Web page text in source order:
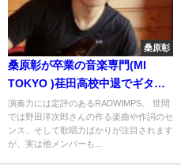
桑原彰
桑原彰が卒業の音楽専門(MI
TOKYO )荏田高校中退でギター
上手に?使用ギターと機材
演奏力には定評のあるRADWIMPS。 世間
では野田洋次郎さんの作る楽曲や作詞のセ
ンス、そして歌唱力ばかりが注目されます
が、実は他メンバーも...